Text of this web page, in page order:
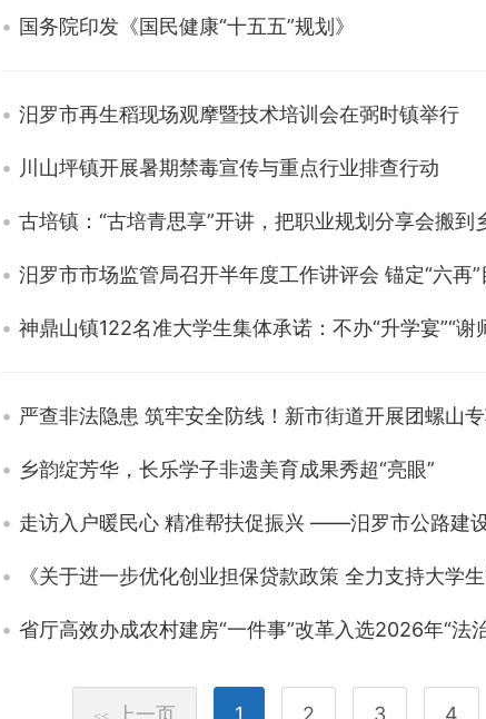
国务院印发《国民健康“十五五”规划》
汨罗市再生稻现场观摩暨技术培训会在弼时镇举行
川山坪镇开展暑期禁毒宣传与重点行业排查行动
古培镇：“古培青思享”开讲，把职业规划分享会搬到
汨罗市市场监管局召开半年度工作讲评会 锚定“六再
神鼎山镇122名准大学生集体承诺：不办“升学宴”“谢
严查非法隐患 筑牢安全防线！新市街道开展团螺山
乡韵绽芳华，长乐学子非遗美育成果秀超“亮眼”
走访入户暖民心 精准帮扶促振兴 ——汨罗市公路建
《关于进一步优化创业担保贷款政策 全力支持大学
省厅高效办成农村建房“一件事”改革入选2026年“法
上一页 1 2 3 4